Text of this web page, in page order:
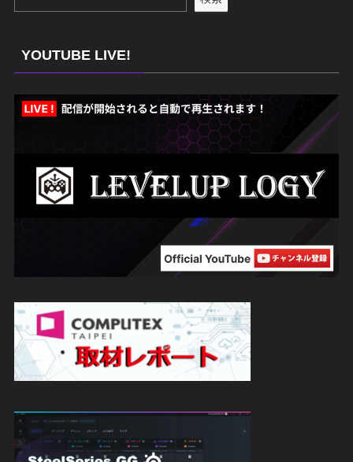
YOUTUBE LIVE!